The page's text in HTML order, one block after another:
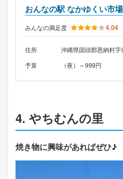
おんなの駅 なかゆくい市場
みんなの満足度 4.04
住所 沖縄県国頭郡恩納村
予算
（夜）～999円
4. やちむんの里
焼き物に興味があればぜひ♪